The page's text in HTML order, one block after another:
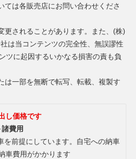
ては各販売店にお問い合わせくださ
更されることがあります。また、(株)
は当コンテンツの完全性、無誤謬性
ツに起因するいかなる損害の責も負
は一部を無断で転写、転載、複製す
し価格です
費用
を前提にしています。自宅への納車
車費用がかかります